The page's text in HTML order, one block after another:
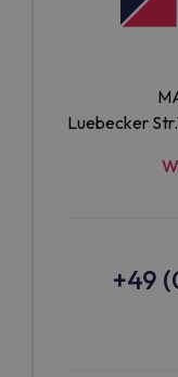
Luebecker
+49